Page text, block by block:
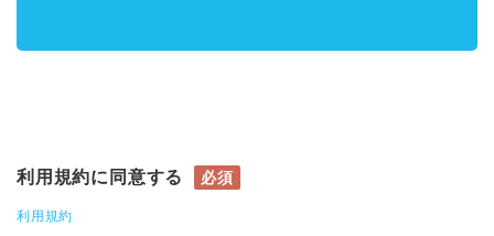
利用規約に同意する 必須
利用規約